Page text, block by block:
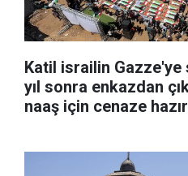
Katil israilin Gazze'ye
yıl sonra enkazdan
naaş için cenaze